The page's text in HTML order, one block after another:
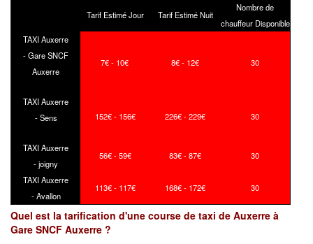
Tarif Estimé Jour Tarif Estimé Nuit
Nombre de
chauffeur Disponible
TAXI Auxerre
- Gare SNCF
Auxerre
7€ - 10€ 8€ - 12€ 30
TAXI Auxerre
- Sens
152€ - 156€ 226€ - 229€ 30
TAXI Auxerre
- joigny
56€ - 59€ 83€ - 87€ 30
TAXI Auxerre
- Avallon
113€ - 117€ 168€ - 172€ 30
Quel est la tarification d'une course de taxi de Auxerre à
Gare SNCF Auxerre ?